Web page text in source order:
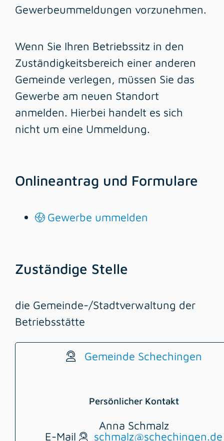
Gewerbeummeldungen vorzunehmen.
Wenn Sie Ihren Betriebssitz in den
Zuständigkeitsbereich einer anderen
Gemeinde verlegen, müssen Sie das
Gewerbe am neuen Standort
anmelden. Hierbei handelt es sich
nicht um eine Ummeldung.
Onlineantrag und Formulare
Gewerbe ummelden
Zuständige Stelle
die Gemeinde-/Stadtverwaltung der
Betriebsstätte
Gemeinde Schechingen
Persönlicher Kontakt
Anna Schmalz
E-Mail
schmalz@schechingen.de